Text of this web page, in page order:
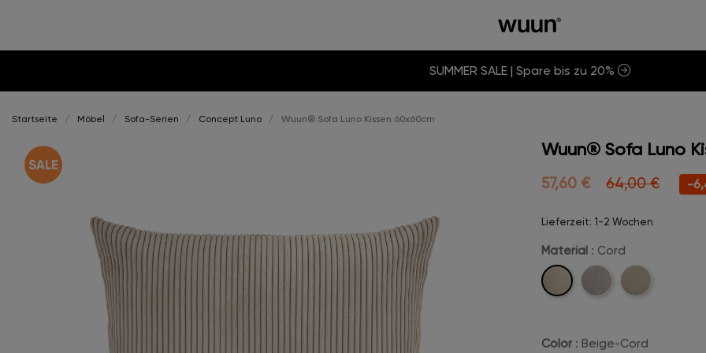
SUMMER SALE | Spare bis zu 20%
Startseite Möbel Sofa-Serien Concept Luno Wuun® Sofa Luno Kissen 60x60cm
Wuun® Sofa Luno
57,60 € 64,00 € -
Lieferzeit: 1-2 Wochen
Material : Cord
Cord Velvet Boucle
Color : Beige-Cord